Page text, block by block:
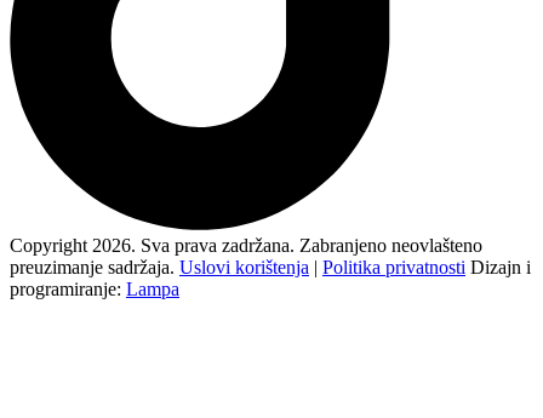
Copyright 2026. Sva prava zadržana. Zabranjeno neovlašteno
preuzimanje sadržaja. Uslovi korištenja | Politika privatnosti Dizajn i
programiranje: Lampa